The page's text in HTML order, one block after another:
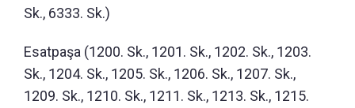
Sk., 6333. Sk.)
Esatpaşa (1200. Sk., 1201. Sk., 1202. Sk., 1203.
Sk., 1204. Sk., 1205. Sk., 1206. Sk., 1207. Sk.,
1209. Sk., 1210. Sk., 1211. Sk., 1213. Sk., 1215.